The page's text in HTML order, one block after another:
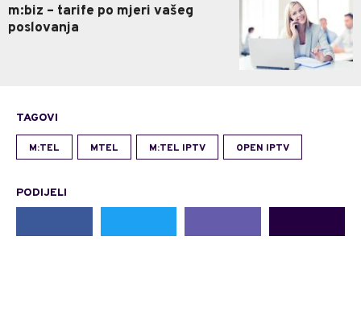
m:biz – tarife po mjeri vašeg
poslovanja
TAGOVI
M:TEL MTEL M:TEL IPTV OPEN IPTV
PODIJELI